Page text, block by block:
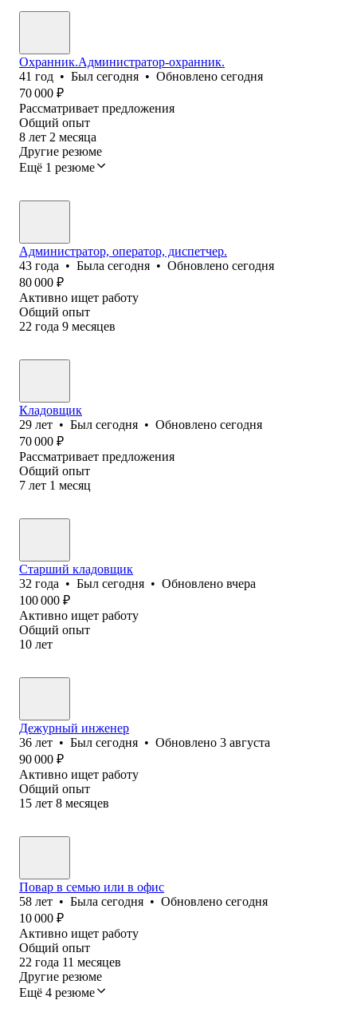
Охранник.Администратор-охранник.
41 год • Был сегодня • Обновлено сегодня
70 000 ₽
Рассматривает предложения
Общий опыт
8 лет 2 месяца
Другие резюме
Ещё 1 резюме
Администратор, оператор, диспетчер.
43 года • Была сегодня • Обновлено сегодня
80 000 ₽
Активно ищет работу
Общий опыт
22 года 9 месяцев
Кладовщик
29 лет • Был сегодня • Обновлено сегодня
70 000 ₽
Рассматривает предложения
Общий опыт
7 лет 1 месяц
Старший кладовщик
32 года • Был сегодня • Обновлено вчера
100 000 ₽
Активно ищет работу
Общий опыт
10 лет
Дежурный инженер
36 лет • Был сегодня • Обновлено 3 августа
90 000 ₽
Активно ищет работу
Общий опыт
15 лет 8 месяцев
Повар в семью или в офис
58 лет • Была сегодня • Обновлено сегодня
10 000 ₽
Активно ищет работу
Общий опыт
22 года 11 месяцев
Другие резюме
Ещё 4 резюме